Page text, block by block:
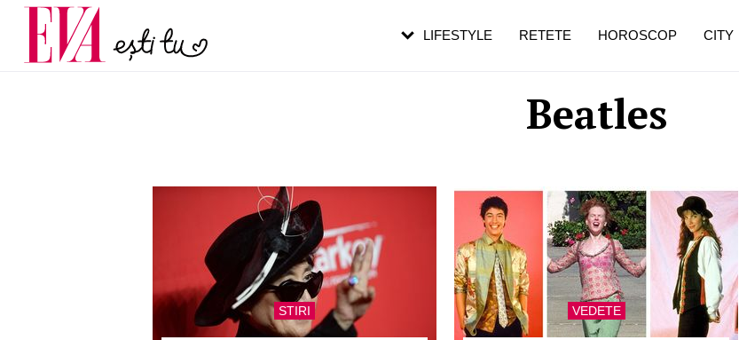
Beatles
STIRI VEDETE
LIFESTYLE RETETE HOROSCOP CITY
Carieră
Actualitate
pe măsură ce înaintezi în vârstă
de dureroasă este investigația